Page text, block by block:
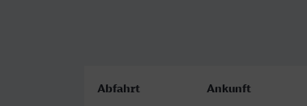
Abfahrt Ankunft